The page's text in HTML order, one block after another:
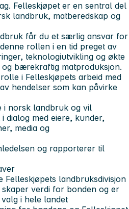
Felleskjøpet er en sentral del
landbruk, matberedskap og
får du et særlig ansvar for
rollen i en tid preget av
teknologiutvikling og økte
bærekraftig matproduksjon.
i Felleskjøpets arbeid med
hendelser som kan påvirke
i norsk landbruk og vil
dialog med eiere, kunder,
media og
og rapporterer til
Felleskjøpets landbruksdivisjon
skaper verdi for bonden og er
i hele landet